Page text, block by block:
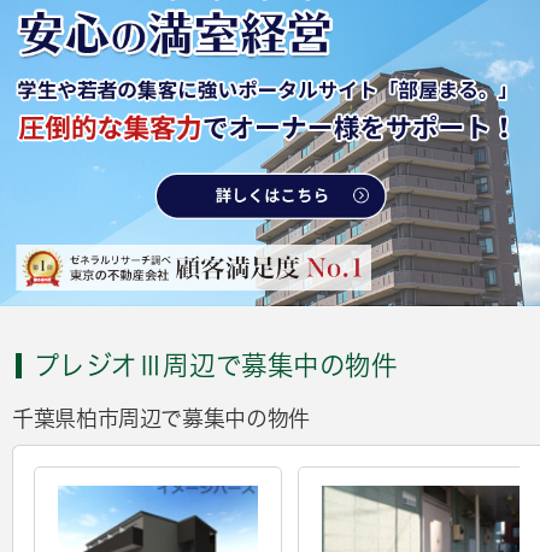
プレジオⅢ周辺で募集中の物件
千葉県柏市周辺で募集中の物件